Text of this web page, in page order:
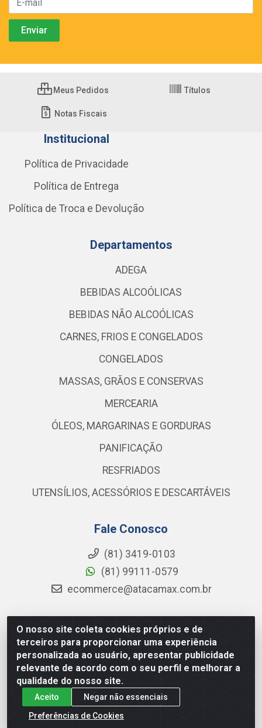
O nosso site coleta cookies próprios e de
terceiros para proporcionar uma experiência
personalizada ao usuário, apresentar publicidade
relevante de acordo com o seu perfil e melhorar a
qualidade do nosso site.
Aceito
Negar não essenciais
Preferências de Cookies
Meus Pedidos Títulos
Notas Fiscais
Institucional
Política de Privacidade
Política de Entrega
Política de Troca e Devolução
Departamentos
ADEGA
BEBIDAS ALCOÓLICAS
BEBIDAS NÃO ALCOÓLICAS
CARNES, FRIOS E CONGELADOS
CONGELADOS
MASSAS, GRÃOS E CONSERVAS
MERCEARIA
ÓLEOS, MARGARINAS E GORDURAS
PANIFICAÇÃO
RESFRIADOS
UTENSÍLIOS, ACESSÓRIOS E DESCARTÁVEIS
Fale Conosco
(81) 3419-0103
(81) 99111-0579
ecommerce@atacamax.com.br
Atacamax Importadora de Alimentos LTDA - RODOVIA BR-
101 - SUL, KM 79,60 GP E GALPAO:D - Muribeca, Jaboatão dos
Guararapes - PE, 54355-010 - CNPJ 08.305.623/0001-84